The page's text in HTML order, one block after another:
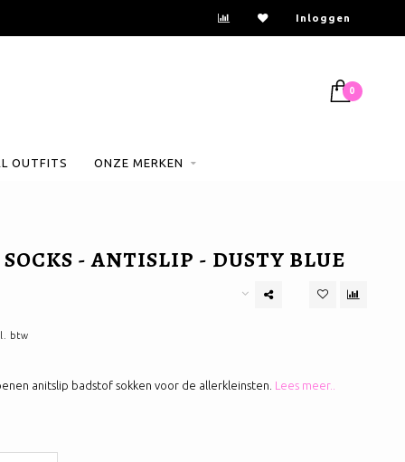
Inloggen
0
OUTFITS ONZE MERKEN
- ANTISLIP - DUSTY BLUE
btw
anitslip badstof sokken voor de allerkleinsten. Lees meer..